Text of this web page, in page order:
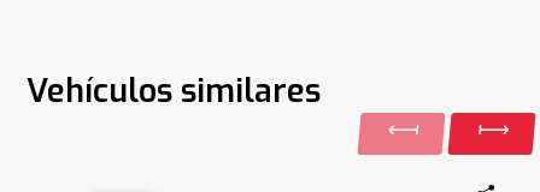
Vehículos similares